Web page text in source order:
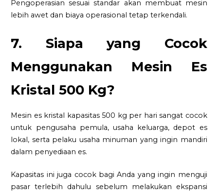
Pengoperasian sesuai standar akan membuat mesin
lebih awet dan biaya operasional tetap terkendali.
7. Siapa yang Cocok
Menggunakan Mesin Es
Kristal 500 Kg?
Mesin es kristal kapasitas 500 kg per hari sangat cocok
untuk pengusaha pemula, usaha keluarga, depot es
lokal, serta pelaku usaha minuman yang ingin mandiri
dalam penyediaan es.
Kapasitas ini juga cocok bagi Anda yang ingin menguji
pasar terlebih dahulu sebelum melakukan ekspansi